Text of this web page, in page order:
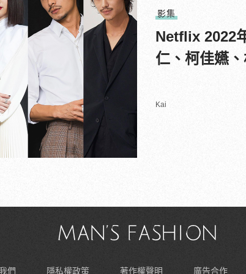
影集
Netflix 2022
仁、柯佳嬿
Kai
們 隱私權政策 著作權聲明 廣告合作